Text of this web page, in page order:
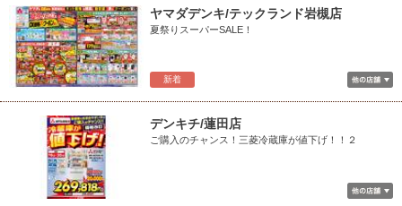
新着
ヤマダデンキ/テックランド岩槻店
夏祭りスーパーSALE！
デンキチ/蓮田店
ご購入のチャンス！三菱冷蔵庫が値下げ！！２